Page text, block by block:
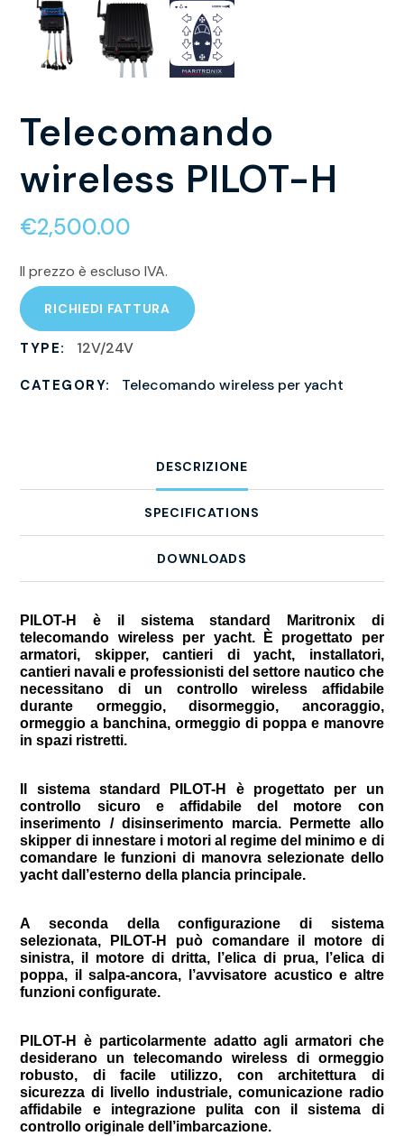
Telecomando
wireless PILOT-H
€2,500.00
Il prezzo è escluso IVA.
RICHIEDI FATTURA
TYPE: 12V/24V
CATEGORY: Telecomando wireless per yacht
DESCRIZIONE
SPECIFICATIONS
DOWNLOADS
PILOT-H è il sistema standard Maritronix di
telecomando wireless per yacht. È progettato per
armatori, skipper, cantieri di yacht, installatori,
cantieri navali e professionisti del settore nautico che
necessitano di un controllo wireless affidabile
durante ormeggio, disormeggio, ancoraggio,
ormeggio a banchina, ormeggio di poppa e manovre
in spazi ristretti.
Il sistema standard PILOT-H è progettato per un
controllo sicuro e affidabile del motore con
inserimento / disinserimento marcia. Permette allo
skipper di innestare i motori al regime del minimo e di
comandare le funzioni di manovra selezionate dello
yacht dall’esterno della plancia principale.
A seconda della configurazione di sistema
selezionata, PILOT-H può comandare il motore di
sinistra, il motore di dritta, l’elica di prua, l’elica di
poppa, il salpa-ancora, l’avvisatore acustico e altre
funzioni configurate.
PILOT-H è particolarmente adatto agli armatori che
desiderano un telecomando wireless di ormeggio
robusto, di facile utilizzo, con architettura di
sicurezza di livello industriale, comunicazione radio
affidabile e integrazione pulita con il sistema di
controllo originale dell’imbarcazione.